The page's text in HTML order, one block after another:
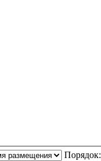
Порядок: